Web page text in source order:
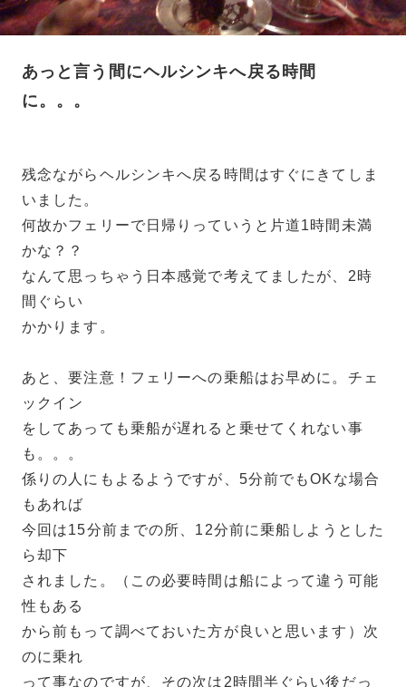
あっと言う間にヘルシンキへ戻る時間
に。。。
残念ながらヘルシンキへ戻る時間はすぐにきてしま
いました。
何故かフェリーで日帰りっていうと片道1時間未満
かな？？
なんて思っちゃう日本感覚で考えてましたが、2時
間ぐらい
かかります。
あと、要注意！フェリーへの乗船はお早めに。チェ
ックイン
をしてあっても乗船が遅れると乗せてくれない事
も。。。
係りの人にもよるようですが、5分前でもOKな場合
もあれば
今回は15分前までの所、12分前に乗船しようとした
ら却下
されました。（この必要時間は船によって違う可能
性もある
から前もって調べておいた方が良いと思います）次
のに乗れ
って事なのですが、その次は2時間半ぐらい後だっ